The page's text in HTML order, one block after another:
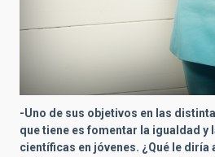
-Uno de sus objetivos en las
que tiene es fomentar la igualdad y
científicas en jóvenes. ¿Qué le diría